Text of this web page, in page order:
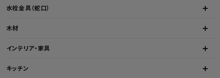
水栓金具（蛇口）
木材
インテリア・家具
キッチン